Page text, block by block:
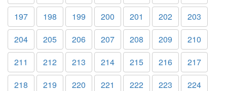
197
198 199 200 201 202
203
204
205 206 207 208 209
210
211
212 213 214 215 216
217
218
219 220 221 222 223
224